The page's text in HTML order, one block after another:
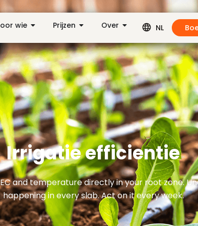
wie Prijzen Over NL
Irrigatie efficientie
and temperature directly in your root zone.
happening in every slab. Act on it every week.